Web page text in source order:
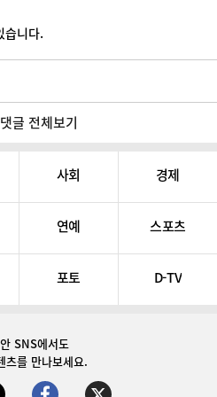
습니다.
글 전체보기
사회 경제
연예 스포츠
포토 D-TV
SNS에서도
츠를 만나보세요.